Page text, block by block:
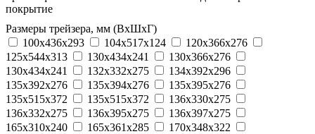
покрытие
Размеры трейзера, мм (ВхШхГ)
100x436x293
104х517х124
120x366x276
125x544x313
130x434x241
130х366х276
130х434х241
132x332x275
134x392x296
135x392x276
135x394x276
135x395x276
135x515x372
135х515х372
136x330x275
136x332x275
136x395x275
136x397x275
165x310x240
165x361x285
170x348x322